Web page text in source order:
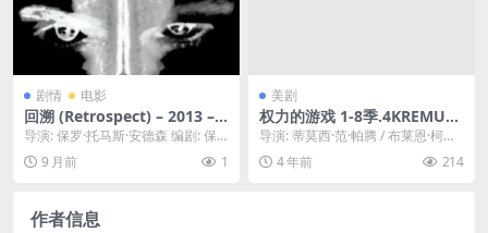
剧情 电影
回溯 (Retrospect) – 2013 –
剧情/短片 – 夸克网盘免费下
载⏳一个男人在生命的最后时
刻，回顾自己一生的关键瞬间
导演: 保罗·托马斯·安德森 编剧: 保
罗·托马斯·安德森 资源下载：回溯
下载阿...
9 月前 1
美剧
权力的游戏 1-8季.4KREMUX
原盘2T
导演: 蒂莫西·范·帕腾 / 布莱恩·柯克 /
丹尼尔·米纳汉 / 阿兰·泰勒 ...
4 年前 214
作者信息